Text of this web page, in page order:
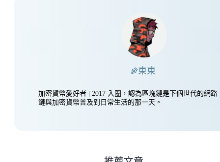
東東
加密貨幣愛好者 | 2017 入圈，認為區塊鏈是下個世代的網路
鏈與加密貨幣普及到日常生活的那一天。